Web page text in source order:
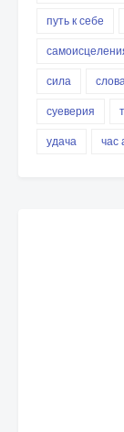
путь к себе
сила
суеверия
удача
час